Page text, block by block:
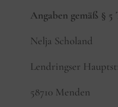
Angaben gemäß § 5
Nelja Scholand
Lendringser
58710 Menden